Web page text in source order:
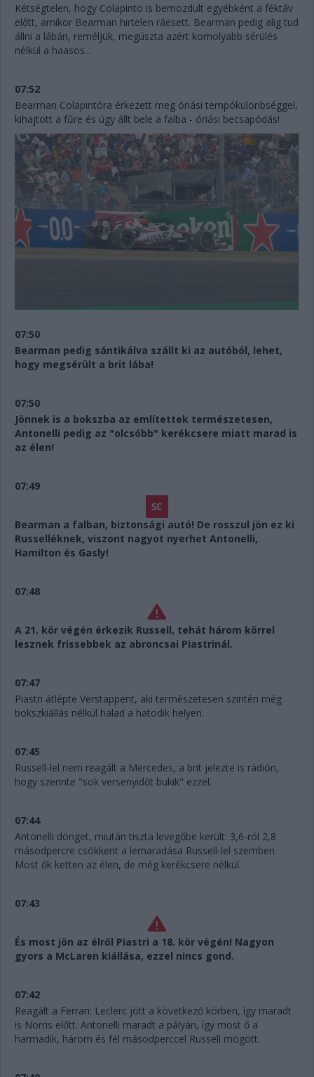
Kétségtelen, hogy Colapinto is bemozdult egyébként a féktáv
előtt, amikor Bearman hirtelen ráesett. Bearman pedig alig tud
állni a lábán, reméljük, megúszta azért komolyabb sérülés
nélkül a haasos...
07:52
Bearman Colapintóra érkezett meg óriási tempókülönbséggel,
kihajtott a fűre és úgy állt bele a falba - óriási becsapódás!
07:50
Bearman pedig sántikálva szállt ki az autóból, lehet,
hogy megsérült a brit lába!
07:50
Jönnek is a bokszba az említettek természetesen,
Antonelli pedig az "olcsóbb" kerékcsere miatt marad is
az élen!
07:49
Bearman a falban, biztonsági autó! De rosszul jön ez ki
Russelléknek, viszont nagyot nyerhet Antonelli,
Hamilton és Gasly!
07:48
A 21. kör végén érkezik Russell, tehát három körrel
lesznek frissebbek az abroncsai Piastrinál.
07:47
Piastri átlépte Verstappent, aki természetesen szintén még
bokszkiállás nélkül halad a hatodik helyen.
07:45
Russell-lel nem reagált a Mercedes, a brit jelezte is rádión,
hogy szerinte "sok versenyidőt bukik" ezzel.
07:44
Antonelli dönget, miután tiszta levegőbe került: 3,6-ról 2,8
másodpercre csökkent a lemaradása Russell-lel szemben.
Most ők ketten az élen, de még kerékcsere nélkül.
07:43
És most jön az élről Piastri a 18. kör végén! Nagyon
gyors a McLaren kiállása, ezzel nincs gond.
07:42
Reagált a Ferrari: Leclerc jött a következő körben, így maradt
is Norris előtt. Antonelli maradt a pályán, így most ő a
harmadik, három és fél másodperccel Russell mögött.